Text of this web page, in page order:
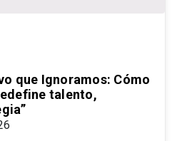
que Ignoramos: Cómo
talento,